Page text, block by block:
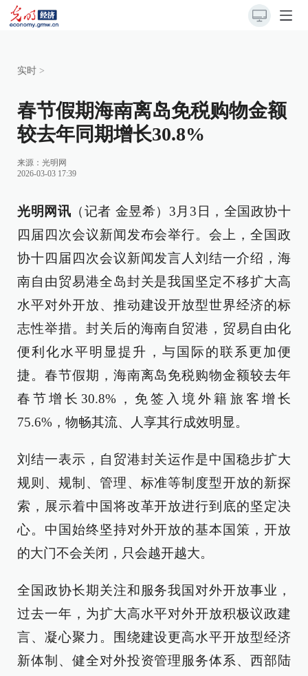
实时 >
春节假期海南离岛免税购物金额
较去年同期增长30.8%
来源： 光明网
2026-03-03 17:39
光明网讯 （记者 金昱希）3月3日，全国政协十
四届四次会议新闻发布会举行。会上，全国政
协十四届四次会议新闻发言人刘结一介绍，海
南自由贸易港全岛封关是我国坚定不移扩大高
水平对外开放、推动建设开放型世界经济的标
志性举措。封关后的海南自贸港，贸易自由化
便利化水平明显提升，与国际的联系更加便
捷。春节假期，海南离岛免税购物金额较去年
春节增长30.8%，免签入境外籍旅客增长
75.6%，物畅其流、人享其行成效明显。
刘结一表示，自贸港封关运作是中国稳步扩大
规则、规制、管理、标准等制度型开放的新探
索，展示着中国将改革开放进行到底的坚定决
心。中国始终坚持对外开放的基本国策，开放
的大门不会关闭，只会越开越大。
全国政协长期关注和服务我国对外开放事业，
过去一年，为扩大高水平对外开放积极议政建
言、凝心聚力。围绕建设更高水平开放型经济
新体制、健全对外投资管理服务体系、西部陆